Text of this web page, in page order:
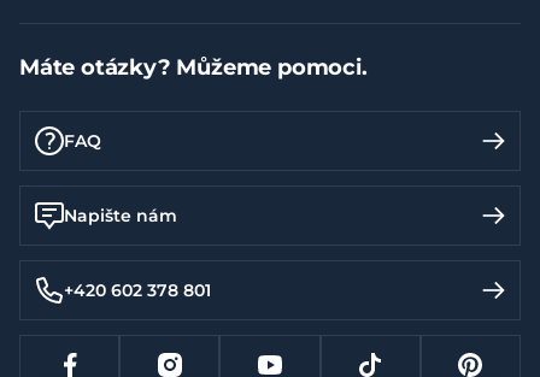
Máte otázky? Můžeme pomoci.
FAQ
Napište nám
+420 602 378 801